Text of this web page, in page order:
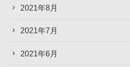
2021年8月
2021年7月
2021年6月